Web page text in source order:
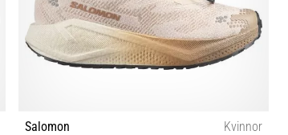
Salomon
Kvinnor